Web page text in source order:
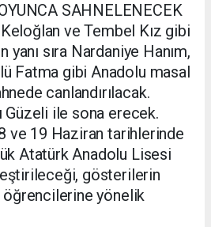
SAHNELENECEK
ve Tembel Kız gibi
sıra Nardaniye Hanım,
Fatma gibi Anadolu masal
canlandırılacak.
Güzeli ile sona erecek.
ve 19 Haziran tarihlerinde
Atatürk Anadolu Lisesi
gösterilerin
öğrencilerine yönelik